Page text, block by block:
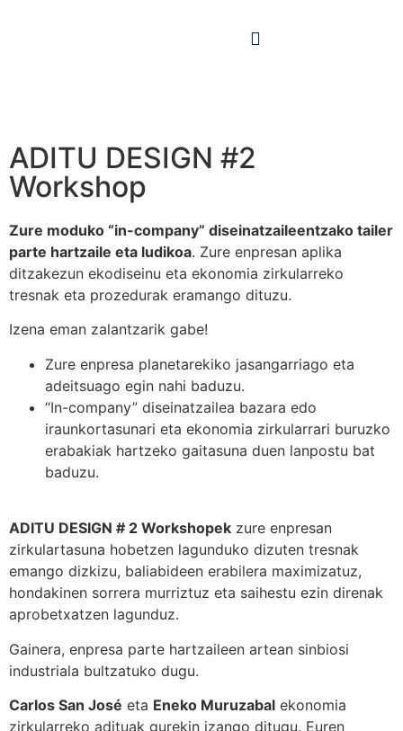
ADITU DESIGN #2
Workshop
Zure moduko “in-company” diseinatzaileentzako tailer
parte hartzaile eta ludikoa. Zure enpresan aplika
ditzakezun ekodiseinu eta ekonomia zirkularreko
tresnak eta prozedurak eramango dituzu.
Izena eman zalantzarik gabe!
Zure enpresa planetarekiko jasangarriago eta
adeitsuago egin nahi baduzu.
“In-company” diseinatzailea bazara edo
iraunkortasunari eta ekonomia zirkularrari buruzko
erabakiak hartzeko gaitasuna duen lanpostu bat
baduzu.
ADITU DESIGN # 2 Workshopek zure enpresan
zirkulartasuna hobetzen lagunduko dizuten tresnak
emango dizkizu, baliabideen erabilera maximizatuz,
hondakinen sorrera murriztuz eta saihestu ezin direnak
aprobetxatzen lagunduz.
Gainera, enpresa parte hartzaileen artean sinbiosi
industriala bultzatuko dugu.
Carlos San José eta Eneko Muruzabal ekonomia
zirkularreko adituak gurekin izango ditugu. Euren